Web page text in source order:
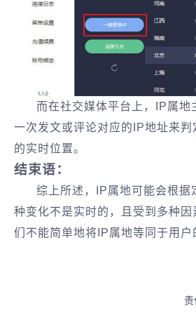
而在社交媒体平台上，IP属地
一次发文或评论对应的IP地址来
的实时位置‌。
‌结束语：
综上所述，IP属地可能会根据
种变化不是实时的，且受到多种
们不能简单地将IP属地等同于用户
责